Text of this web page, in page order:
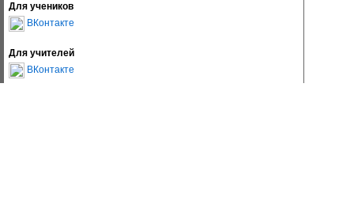
Для учеников
ВКонтакте
Для учителей
ВКонтакте